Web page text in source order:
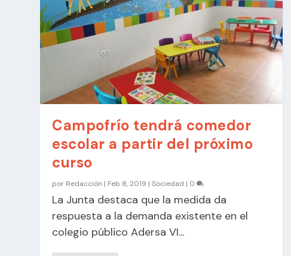
Campofrío tendrá comedor
escolar a partir del próximo
curso
por Redacción | Feb 8, 2019 |Sociedad | 0
La Junta destaca que la medida da
respuesta a la demanda existente en el
colegio público Adersa VI...